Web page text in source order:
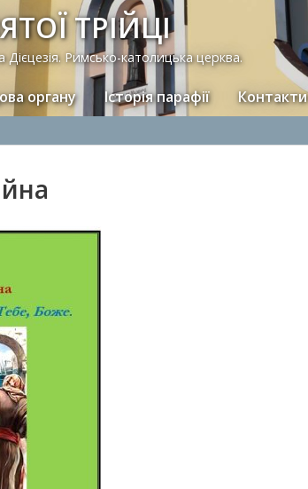
ТРІЙЦІ
Римсько-католицька церква.
органу Історія парафії Контакти